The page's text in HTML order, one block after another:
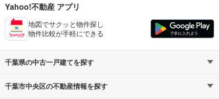
Yahoo!不動産 アプリ
地図でサクッと物件探し
物件比較が手軽にできる
千葉県の中古一戸建てを探す
路線・駅から探す
千葉市中央区の不動産情報を探す